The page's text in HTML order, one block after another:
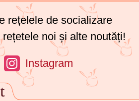
rețelele de socializare
noi și alte noutăți!
Instagram